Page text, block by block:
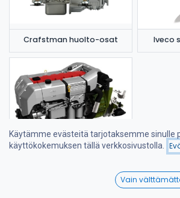
Crafstman huolto-osat Iveco
Käytämme evästeitä tarjotaksemme sinulle
käyttökokemuksen tällä verkkosivustolla.
Vain